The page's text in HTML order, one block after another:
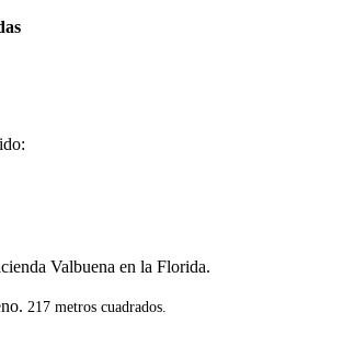
Valbuena en la Florida.
217 metros cuadrados.